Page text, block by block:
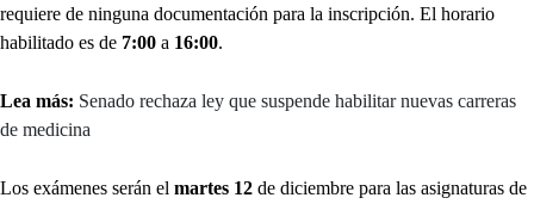
requiere de ninguna documentación para la inscripción. El horario
habilitado es de 7:00 a 16:00.
Lea más: Senado rechaza ley que suspende habilitar nuevas carreras
de medicina
Los exámenes serán el martes 12 de diciembre para las asignaturas de